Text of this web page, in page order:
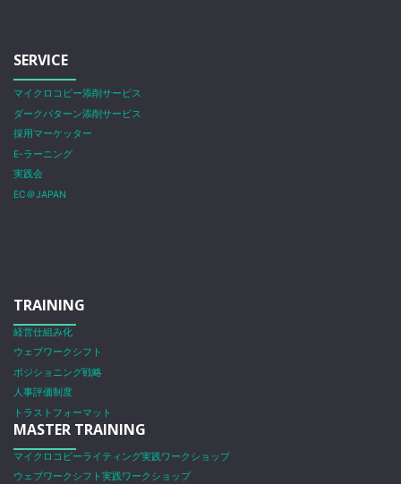
SERVICE
マイクロコピー添削サービス
ダークパターン添削サービス
採用マーケッター
E-ラーニング
実践会
EC＠JAPAN
TRAINING
経営仕組み化
ウェブワークシフト
ポジショニング戦略
人事評価制度
トラストフォーマット
MASTER TRAINING
マイクロコピーライティング実践ワークショップ
ウェブワークシフト実践ワークショップ